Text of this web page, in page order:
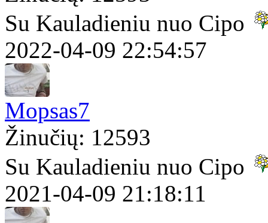
Su Kauladieniu nuo Cipo
2022-04-09 22:54:57
Mopsas7
Žinučių: 12593
Su Kauladieniu nuo Cipo
2021-04-09 21:18:11